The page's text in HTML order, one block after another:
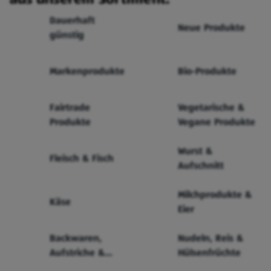
Dauerhaft
günstig
Neue Produkte
Markenprodukte Bio-Produkte
Fairtrade
Produkte
Vegetarische &
Vegane Produkte
Fleisch & Fisch
Wurst &
Aufschnitt
Käse
Milchprodukte &
Eier
Backwaren,
Aufstriche &
Nudeln, Reis &
Hülsenfrüchte